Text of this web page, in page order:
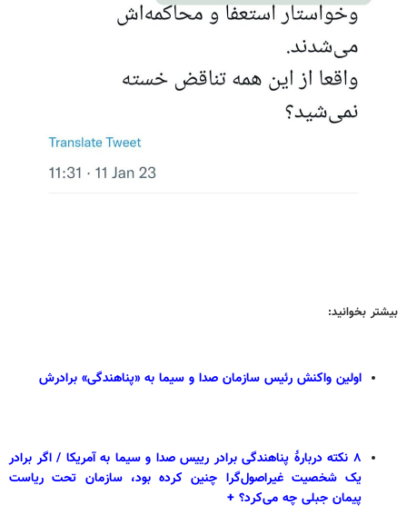
بیشتر بخوانید:
اولین واکنش رئیس سازمان صدا و سیما به «پناهندگی» برادرش
۸ نکته دربارۀ پناهندگی برادر رییس صدا و سیما به آمریکا / اگر برادر
یک شخصیت غیراصول‌گرا چنین کرده بود، سازمان تحت ریاست
پیمان جبلی چه می‌کرد؟ +